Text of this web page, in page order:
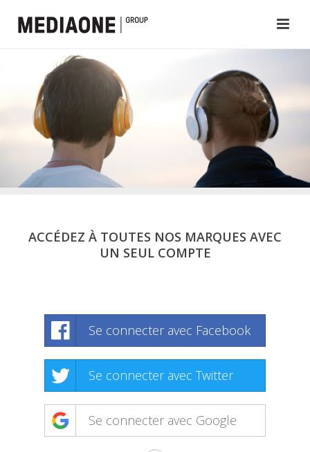
ACCÉDEZ À TOUTES NOS MARQUES AVEC
UN SEUL COMPTE
Se connecter avec Facebook
Se connecter avec Twitter
Se connecter avec Google